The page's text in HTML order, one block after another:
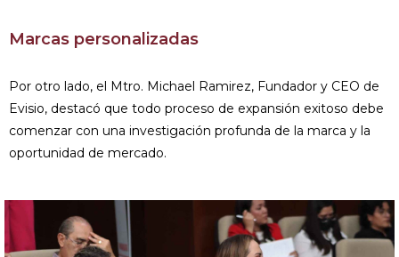
Marcas personalizadas
Por otro lado, el Mtro. Michael Ramirez, Fundador y CEO de
Evisio, destacó que todo proceso de expansión exitoso debe
comenzar con una investigación profunda de la marca y la
oportunidad de mercado.